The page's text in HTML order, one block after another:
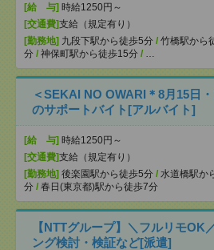
[給 与] 時給1250円～
[交通費]支給（規定有り）
[勤務地] 九段下駅から徒歩5分 / 竹橋駅から
分 / 神保町駅から徒歩15分 /
＜SEKAI NO OWARI＊8月15日
のサポートバイト[アルバイト]
[給 与] 時給1250円～
[交通費]支給（規定有り）
[勤務地] 後楽園駅から徒歩5分 / 水道橋駅か
分 / 春日(東京都)駅から徒歩7分
【NTTグループ】＼フルリモOK
ング検討・検証など[派遣]